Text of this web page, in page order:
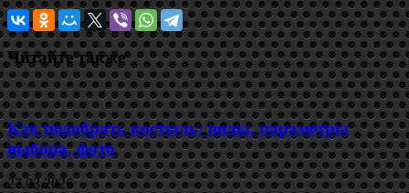
Читайте также
Как подобрать костыль: виды, параметры
выбора, фото
27.03.2026